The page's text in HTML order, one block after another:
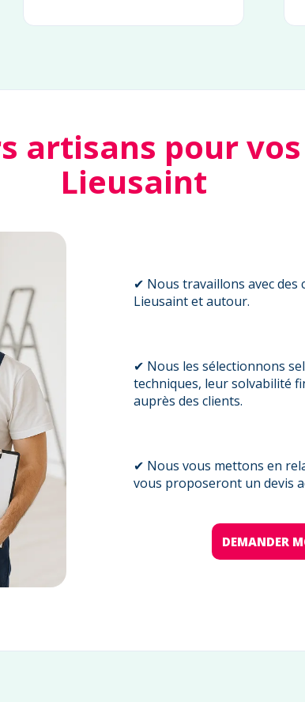
artisans pour
Lieusaint
✔ Nous travaillons avec des
Lieusaint et autour.
✔ Nous les sélectionnons
techniques, leur solvabilité
auprès des clients.
✔ Nous vous mettons en
vous proposeront un devis
DEMANDER